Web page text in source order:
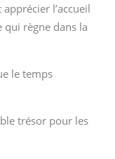
l’accueil
qui règne dans la
le temps
trésor pour les